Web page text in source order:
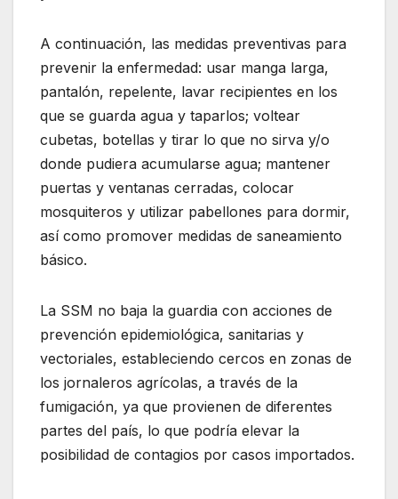
A continuación, las medidas preventivas para
prevenir la enfermedad: usar manga larga,
pantalón, repelente, lavar recipientes en los
que se guarda agua y taparlos; voltear
cubetas, botellas y tirar lo que no sirva y/o
donde pudiera acumularse agua; mantener
puertas y ventanas cerradas, colocar
mosquiteros y utilizar pabellones para dormir,
así como promover medidas de saneamiento
básico.
La SSM no baja la guardia con acciones de
prevención epidemiológica, sanitarias y
vectoriales, estableciendo cercos en zonas de
los jornaleros agrícolas, a través de la
fumigación, ya que provienen de diferentes
partes del país, lo que podría elevar la
posibilidad de contagios por casos importados.